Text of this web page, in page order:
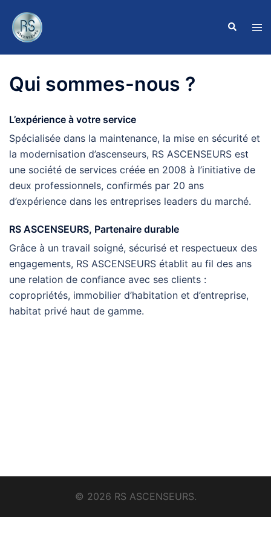
contenu
Qui sommes-nous ?
L’expérience à votre service
Spécialisée dans la maintenance, la mise en sécurité et
la modernisation d’ascenseurs, RS ASCENSEURS est
une société de services créée en 2008 à l’initiative de
deux professionnels, confirmés par 20 ans
d’expérience dans les entreprises leaders du marché.
RS ASCENSEURS, Partenaire durable
Grâce à un travail soigné, sécurisé et respectueux des
engagements, RS ASCENSEURS établit au fil des ans
une relation de confiance avec ses clients :
copropriétés, immobilier d’habitation et d’entreprise,
habitat privé haut de gamme.
© 2026 RS ASCENSEURS.